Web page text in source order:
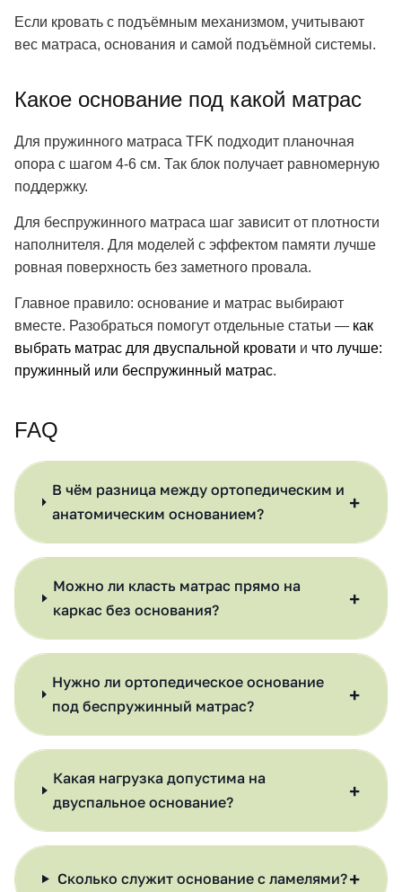
Если кровать с подъёмным механизмом, учитывают
вес матраса, основания и самой подъёмной системы.
Какое основание под какой матрас
Для пружинного матраса TFK подходит планочная
опора с шагом 4-6 см. Так блок получает равномерную
поддержку.
Для беспружинного матраса шаг зависит от плотности
наполнителя. Для моделей с эффектом памяти лучше
ровная поверхность без заметного провала.
Главное правило: основание и матрас выбирают
вместе. Разобраться помогут отдельные статьи — как
выбрать матрас для двуспальной кровати и что лучше:
пружинный или беспружинный матрас.
FAQ
В чём разница между ортопедическим и
анатомическим основанием?
+
Можно ли класть матрас прямо на
каркас без основания?
+
Нужно ли ортопедическое основание
под беспружинный матрас?
+
Какая нагрузка допустима на
двуспальное основание?
+
Сколько служит основание с ламелями?+